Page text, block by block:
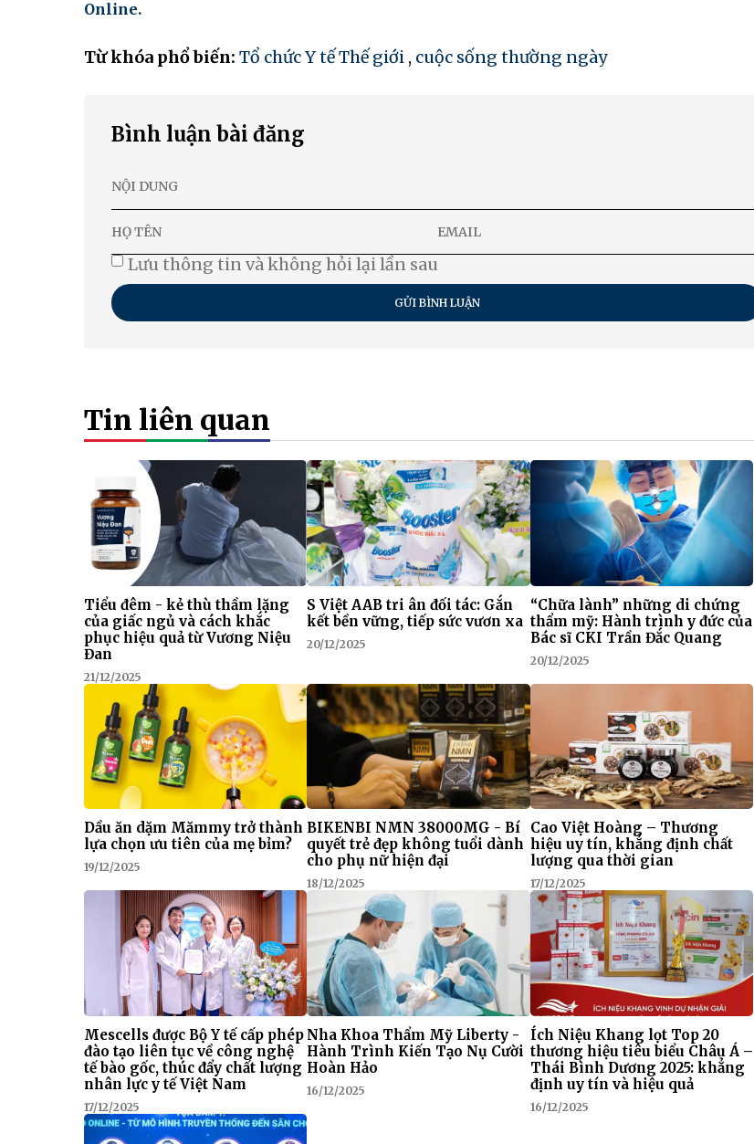
Online.
Từ khóa phổ biến: Tổ chức Y tế Thế giới , cuộc sống thường ngày
Bình luận bài đăng
Lưu thông tin và không hỏi lại lần sau
GỬI BÌNH LUẬN
Tin liên quan
Tiểu đêm - kẻ thù thầm lặng
của giấc ngủ và cách khắc
phục hiệu quả từ Vương Niệu
Đan
21/12/2025
S Việt AAB tri ân đối tác: Gắn
kết bền vững, tiếp sức vươn xa
20/12/2025
“Chữa lành” những di chứng
thẩm mỹ: Hành trình y đức của
Bác sĩ CKI Trần Đắc Quang
20/12/2025
Dầu ăn dặm Mămmy trở thành
lựa chọn ưu tiên của mẹ bỉm?
19/12/2025
BIKENBI NMN 38000MG - Bí
quyết trẻ đẹp không tuổi dành
cho phụ nữ hiện đại
18/12/2025
Cao Việt Hoàng – Thương
hiệu uy tín, khẳng định chất
lượng qua thời gian
17/12/2025
Mescells được Bộ Y tế cấp phép
đào tạo liên tục về công nghệ
tế bào gốc, thúc đẩy chất lượng
nhân lực y tế Việt Nam
17/12/2025
Nha Khoa Thẩm Mỹ Liberty -
Hành Trình Kiến Tạo Nụ Cười
Hoàn Hảo
16/12/2025
Ích Niệu Khang lọt Top 20
thương hiệu tiêu biểu Châu Á –
Thái Bình Dương 2025: khẳng
định uy tín và hiệu quả
16/12/2025